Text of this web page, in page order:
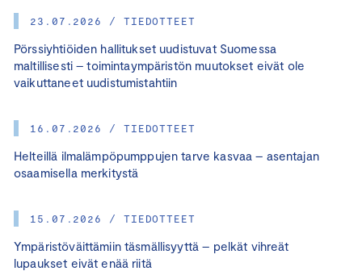
23.07.2026 / TIEDOTTEET
Pörssiyhtiöiden hallitukset uudistuvat Suomessa
maltillisesti – toimintaympäristön muutokset eivät ole
vaikuttaneet uudistumistahtiin
16.07.2026 / TIEDOTTEET
Helteillä ilmalämpöpumppujen tarve kasvaa – asentajan
osaamisella merkitystä
15.07.2026 / TIEDOTTEET
Ympäristöväittämiin täsmällisyyttä – pelkät vihreät
lupaukset eivät enää riitä